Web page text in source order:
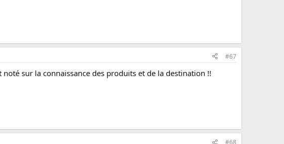
#67
sur la connaissance des produits et de la destination !!
#68